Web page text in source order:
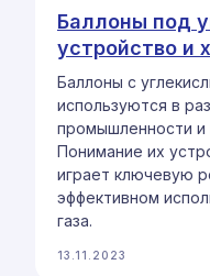
Баллоны под
устройство и
Баллоны с
используются в
промышленности и
Понимание их
играет ключевую
эффективном
газа.
13.11.2023